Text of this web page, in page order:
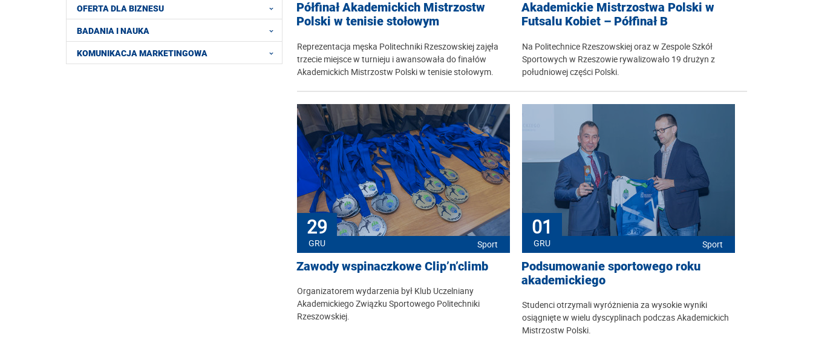
Półfinał Akademickich Mistrzostw
Polski w tenisie stołowym
Reprezentacja męska Politechniki Rzeszowskiej zajęła
trzecie miejsce w turnieju i awansowała do finałów
Akademickich Mistrzostw Polski w tenisie stołowym.
Akademickie Mistrzostwa Polski w
Futsalu Kobiet – Półfinał B
Na Politechnice Rzeszowskiej oraz w Zespole Szkół
Sportowych w Rzeszowie rywalizowało 19 drużyn z
południowej części Polski.
29
GRU Sport
Zawody wspinaczkowe Clip’n’climb
Organizatorem wydarzenia był Klub Uczelniany
Akademickiego Związku Sportowego Politechniki
Rzeszowskiej.
01
GRU Sport
Podsumowanie sportowego roku
akademickiego
Studenci otrzymali wyróżnienia za wysokie wyniki
osiągnięte w wielu dyscyplinach podczas Akademickich
Mistrzostw Polski.
OFERTA DLA BIZNESU
BADANIA I NAUKA
KOMUNIKACJA MARKETINGOWA